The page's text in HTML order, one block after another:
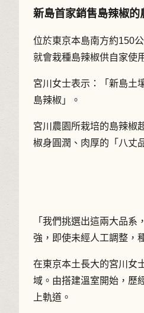
新島首家銷售島辣椒
位於東京本島南方約150
就會栽種島辣椒供自家使
宮川女士表示：「新島土
島辣椒」。
宮川農園所栽培的島辣椒
椒身圓潤、肉厚的「八丈
「我們挑選出這兩大品
強，即使未經人工調整，
在東京本土長大的宮川女
域。由搭建溫室開始，歷
上軌道。